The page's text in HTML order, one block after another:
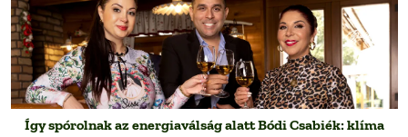
Így spórolnak az energiaválság alatt Bódi Csabiék: klíma